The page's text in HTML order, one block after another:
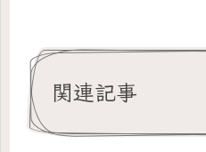
関連記事